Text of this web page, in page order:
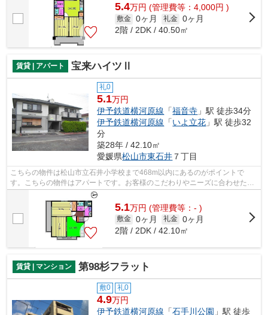
5.4万円 (管理費等：4,000円 )
敷金 0ヶ月 礼金 0ヶ月
2階 / 2DK / 40.50㎡
賃貸 | アパート 宝来ハイツⅡ
礼0
5.1万円
伊予鉄道横河原線 「福音寺 」駅 徒歩34分
伊予鉄道横河原線 「いよ立花 」駅 徒歩32
分
築28年 / 42.10㎡
愛媛県松山市東石井 ７丁目
こちらの物件は松山市立石井小学校まで468m以内にあるのがポイントで
す。こちらの物件はアパートです。お客様のこだわりやニーズに合わせた物
件をご紹介いたします。賃貸物件を探すな...
5.1万円 (管理費等：- )
敷金 0ヶ月 礼金 0ヶ月
2階 / 2DK / 42.10㎡
賃貸 | マンション 第98杉フラット
敷0 礼0
4.9万円
伊予鉄道横河原線 「石手川公園 」駅 徒歩